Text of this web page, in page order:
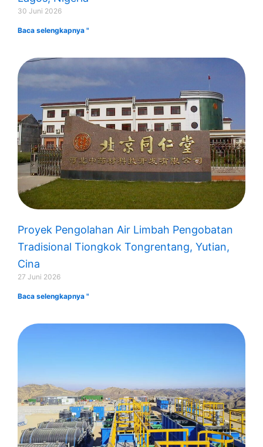
30 Juni 2026
Baca selengkapnya "
Proyek Pengolahan Air Limbah Pengobatan
Tradisional Tiongkok Tongrentang, Yutian,
Cina
27 Juni 2026
Baca selengkapnya "